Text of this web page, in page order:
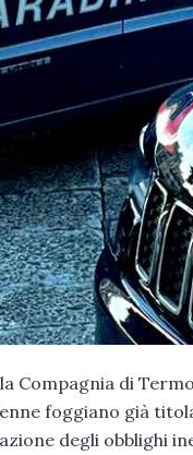
Compagnia di
foggiano già
degli obblighi